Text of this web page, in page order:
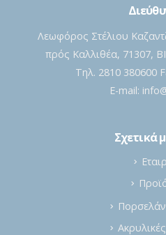
Λεωφόρος Στέλιου
πρός Καλλιθέα, 71307,
Τηλ. 2810 380600
E-mail:
Σχετικά